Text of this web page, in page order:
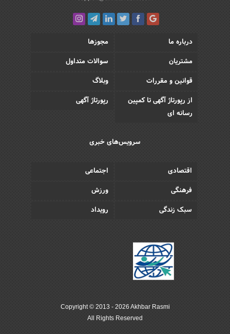
درباره ما
مجوزها
مشتریان
سوالات متداول
قوانین و مقررات
وبلاگ
از رپورتاژ آگهی تا کمپین
رسانه ای
رپورتاژ آگهی
سرویس‌های خبری
اقتصادی
اجتماعی
فرهنگی
ورزش
سبک زندگی
رویداد
Copyright © 2013 - 2026 Akhbar Rasmi
All Rights Reserved